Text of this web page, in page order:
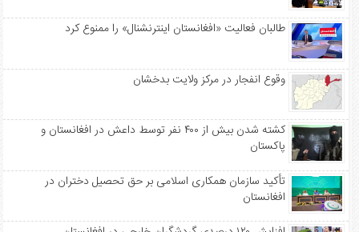
طالبان فعالیت «افغانستان اینترنشنال» را ممنوع کرد
وقوع انفجار در مرکز ولایت بدخشان
کشته شدن بیش از ۴۰۰ نفر توسط داعش در افغانستان و
پاکستان
تأکید سازمان همکاری اسلامی بر حق تحصیل دختران در
افغانستان